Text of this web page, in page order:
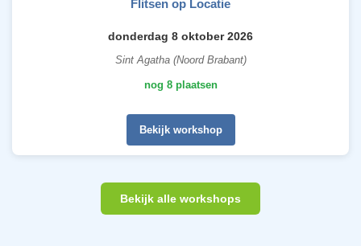
Flitsen op Locatie
donderdag 8 oktober 2026
Sint Agatha (Noord Brabant)
nog 8 plaatsen
Bekijk workshop
Bekijk alle workshops